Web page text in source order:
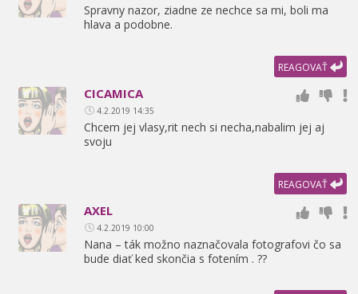
Spravny nazor, ziadne ze nechce sa mi, boli ma
hlava a podobne.
REAGOVAŤ
CICAMICA
4.2.2019 14:35
Chcem jej vlasy,rit nech si necha,nabalim jej aj
svoju
REAGOVAŤ
AXEL
4.2.2019 10:00
Nana – ták možno naznačovala fotografovi čo sa
bude diať ked skončia s fotením . ??